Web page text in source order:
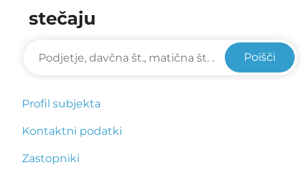
stečaju
Poišči
Profil subjekta
Kontaktni podatki
Zastopniki